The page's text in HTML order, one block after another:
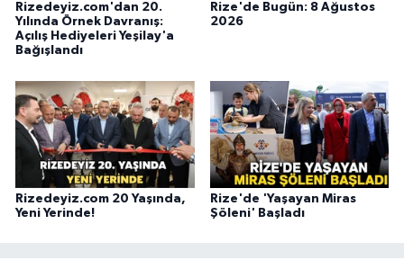
Rizedeyiz.com'dan 20.
Yılında Örnek Davranış:
Açılış Hediyeleri Yeşilay'a
Bağışlandı
Rize'de Bugün: 8 Ağustos
2026
Rizedeyiz.com 20 Yaşında,
Yeni Yerinde!
Rize'de 'Yaşayan Miras
Şöleni' Başladı